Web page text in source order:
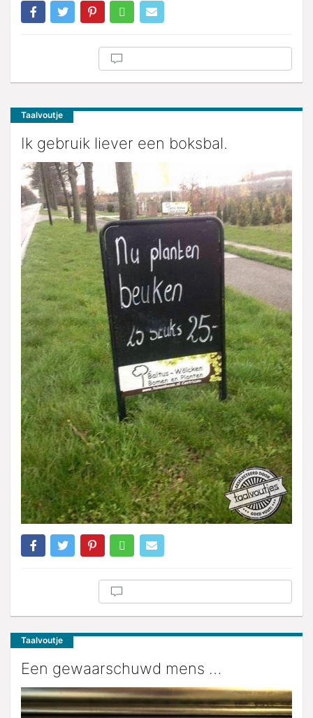
Taalvoutje
Ik gebruik liever een boksbal.
Taalvoutje
Een gewaarschuwd mens …